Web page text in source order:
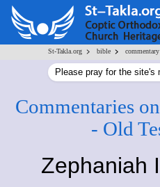
St-Takla.org > bible > commentary
Please pray for the
Commentaries
- Old
Zephaniah